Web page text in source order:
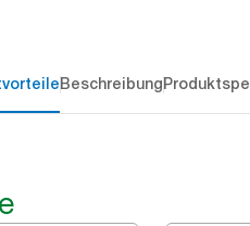
Beschreibung